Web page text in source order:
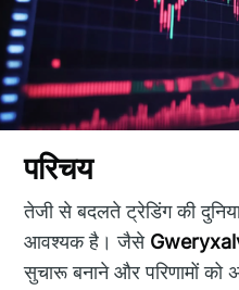
परिचय
तेजी से बदलते ट्रेडिंग की
आवश्यक है। जैसे
सुचारू बनाने और परिणामों